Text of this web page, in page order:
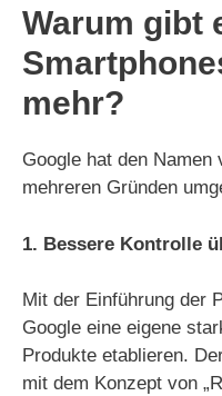
Warum gibt
mehr?
Google hat den
mehreren Gründen
1. Bessere Kontrolle
Mit der Einführung der
Google eine eigene
Produkte etablieren.
mit dem Konzept von